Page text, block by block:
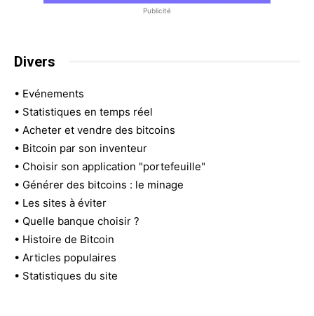
Publicité
Divers
• Evénements
• Statistiques en temps réel
• Acheter et vendre des bitcoins
• Bitcoin par son inventeur
• Choisir son application "portefeuille"
• Générer des bitcoins : le minage
• Les sites à éviter
• Quelle banque choisir ?
• Histoire de Bitcoin
• Articles populaires
• Statistiques du site